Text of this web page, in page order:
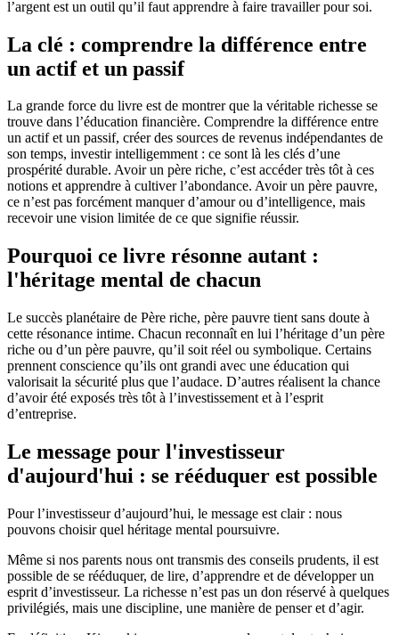
l’argent est un outil qu’il faut apprendre à faire travailler pour soi.
La clé : comprendre la différence entre
un actif et un passif
La grande force du livre est de montrer que la véritable richesse se
trouve dans l’éducation financière. Comprendre la différence entre
un actif et un passif, créer des sources de revenus indépendantes de
son temps, investir intelligemment : ce sont là les clés d’une
prospérité durable. Avoir un père riche, c’est accéder très tôt à ces
notions et apprendre à cultiver l’abondance. Avoir un père pauvre,
ce n’est pas forcément manquer d’amour ou d’intelligence, mais
recevoir une vision limitée de ce que signifie réussir.
Pourquoi ce livre résonne autant :
l'héritage mental de chacun
Le succès planétaire de Père riche, père pauvre tient sans doute à
cette résonance intime. Chacun reconnaît en lui l’héritage d’un père
riche ou d’un père pauvre, qu’il soit réel ou symbolique. Certains
prennent conscience qu’ils ont grandi avec une éducation qui
valorisait la sécurité plus que l’audace. D’autres réalisent la chance
d’avoir été exposés très tôt à l’investissement et à l’esprit
d’entreprise.
Le message pour l'investisseur
d'aujourd'hui : se rééduquer est possible
Pour l’investisseur d’aujourd’hui, le message est clair : nous
pouvons choisir quel héritage mental poursuivre.
Même si nos parents nous ont transmis des conseils prudents, il est
possible de se rééduquer, de lire, d’apprendre et de développer un
esprit d’investisseur. La richesse n’est pas un don réservé à quelques
privilégiés, mais une discipline, une manière de penser et d’agir.